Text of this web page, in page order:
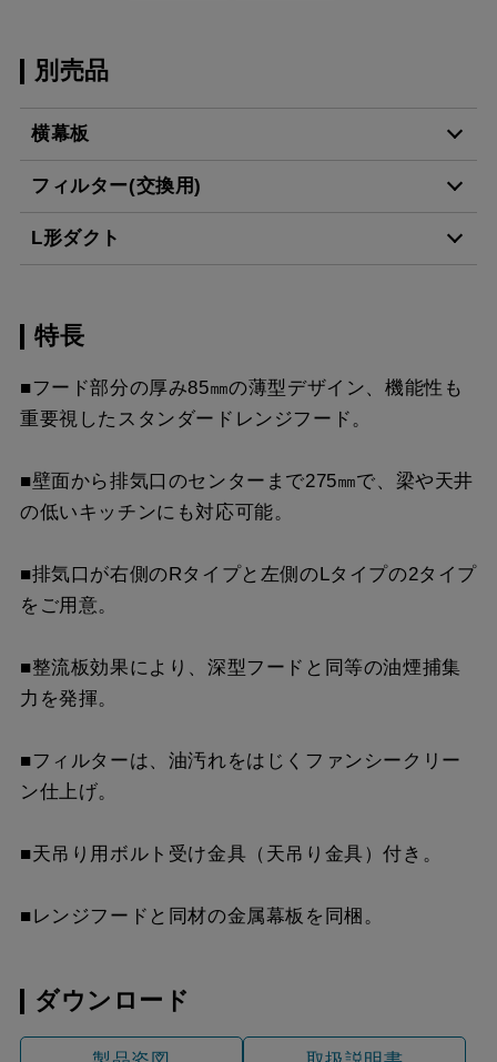
別売品
横幕板
YMP-NSB-515AR
BK
¥7,150（税抜価格 ￥
BK
YMP-NSB-515AR
¥7,150（税抜価格 ￥
YMP-NSB-515AL
W
¥7,150（税抜価格 ￥
YMP-NSB-515AR
SI
¥8,470（税抜価格 ￥
YMP-NSB-515AL
SI
¥8,470（税抜価格 ￥
YMP-NSB-515AR
S4
¥13,310（税抜価格 ￥
YMP-NSB-515AL
¥13,310（税抜価格 ￥
フィルター(交換用)
スクロールできます
L形ダクト
LD-15
スクロールできます
特長
■フード部分の厚み85㎜の薄型デザイン、機能性も
重要視したスタンダードレンジフード。
■壁面から排気口のセンターまで275㎜で、梁や天井
の低いキッチンにも対応可能。
■排気口が右側のRタイプと左側のLタイプの2タイプ
をご用意。
■整流板効果により、深型フードと同等の油煙捕集
力を発揮。
■フィルターは、油汚れをはじくファンシークリー
ン仕上げ。
■天吊り用ボルト受け金具（天吊り金具）付き。
■レンジフードと同材の金属幕板を同梱。
ダウンロード